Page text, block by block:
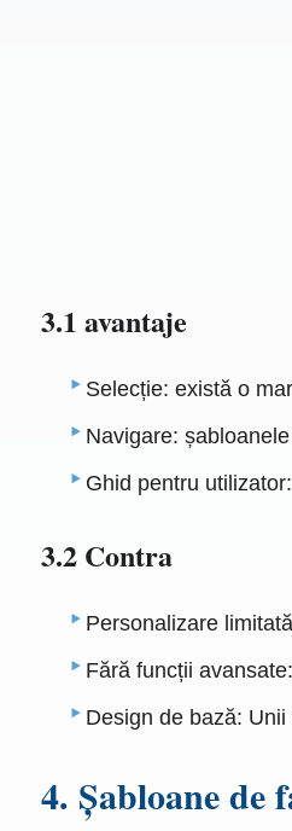
3.1 avantaje
Selecție: există o
Navigare:
Ghid pentru
3.2 Contra
Personalizare
Fără funcții
Design de bază:
4. Șabloane de